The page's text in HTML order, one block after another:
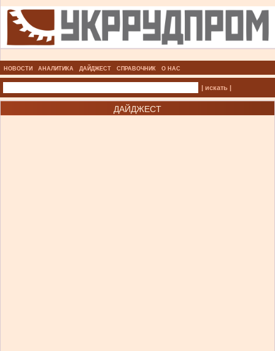
НОВОСТИ АНАЛИТИКА ДАЙДЖЕСТ СПРАВОЧНИК О НАС
| искать |
ДАЙДЖЕСТ